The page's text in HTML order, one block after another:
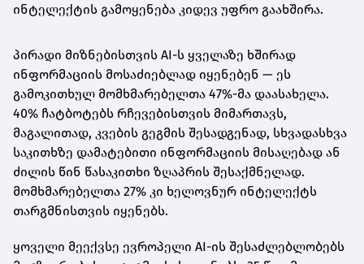
ინტელექტის გამოყენება კიდევ უფრო გაახშირა.
პირადი მიზნებისთვის AI-ს ყველაზე ხშირად
ინფორმაციის მოსაძიებლად იყენებენ — ეს
გამოკითხულ მომხმარებელთა 47%-მა დაასახელა.
40% ჩატბოტებს რჩევებისთვის მიმართავს,
მაგალითად, კვების გეგმის შესადგენად, სხვადასხვა
საკითხზე დამატებითი ინფორმაციის მისაღებად ან
ძილის წინ წასაკითხი ზღაპრის შესაქმნელად.
მომხმარებელთა 27% კი ხელოვნურ ინტელექტს
თარგმნისთვის იყენებს.
ყოველი მეექვსე ევროპელი AI-ის შესაძლებლობებს